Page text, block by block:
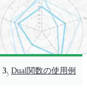
Dual関数の使用例